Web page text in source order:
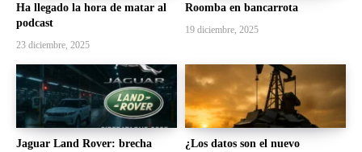
Ha llegado la hora de matar al
podcast
23 diciembre, 2025
Roomba en bancarrota
19 diciembre, 2025
Jaguar Land Rover: brecha
¿Los datos son el nuevo